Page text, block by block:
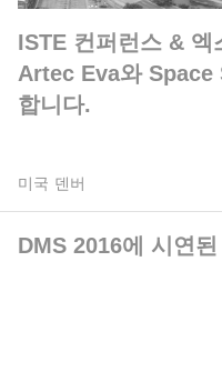
ISTE 컨퍼런스 &
Artec Eva와 Space
합니다.
미국 덴버
DMS 2016에 시연